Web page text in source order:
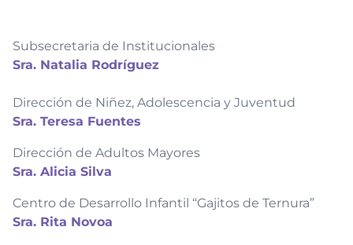
Subsecretaria de Institucionales
Sra. Natalia Rodríguez
Dirección de Niñez, Adolescencia y Juventud
Sra. Teresa Fuentes
Dirección de Adultos Mayores
Sra. Alicia Silva
Centro de Desarrollo Infantil “Gajitos de Ternura”
Sra. Rita Novoa